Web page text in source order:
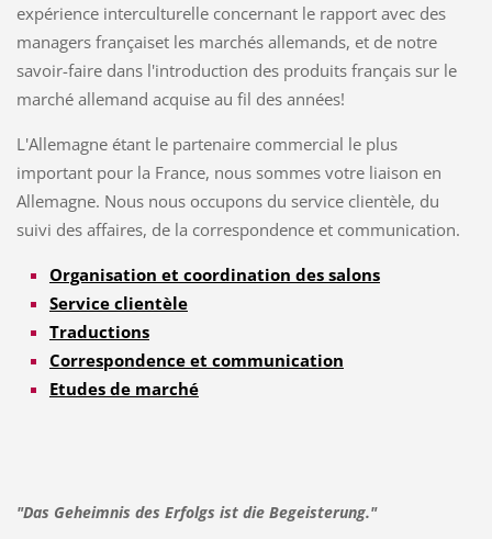
expérience interculturelle concernant le rapport avec des
managers françaiset les marchés allemands, et de notre
savoir-faire dans l'introduction des produits français sur le
marché allemand acquise au fil des années!
L'Allemagne étant le partenaire commercial le plus
important pour la France, nous sommes votre liaison en
Allemagne. Nous nous occupons du service clientèle, du
suivi des affaires, de la correspondence et communication.
Organisation et coordination des salons
Service clientèle
Traductions
Correspondence et communication
Etudes de marché
"Das Geheimnis des Erfolgs ist die Begeisterung."